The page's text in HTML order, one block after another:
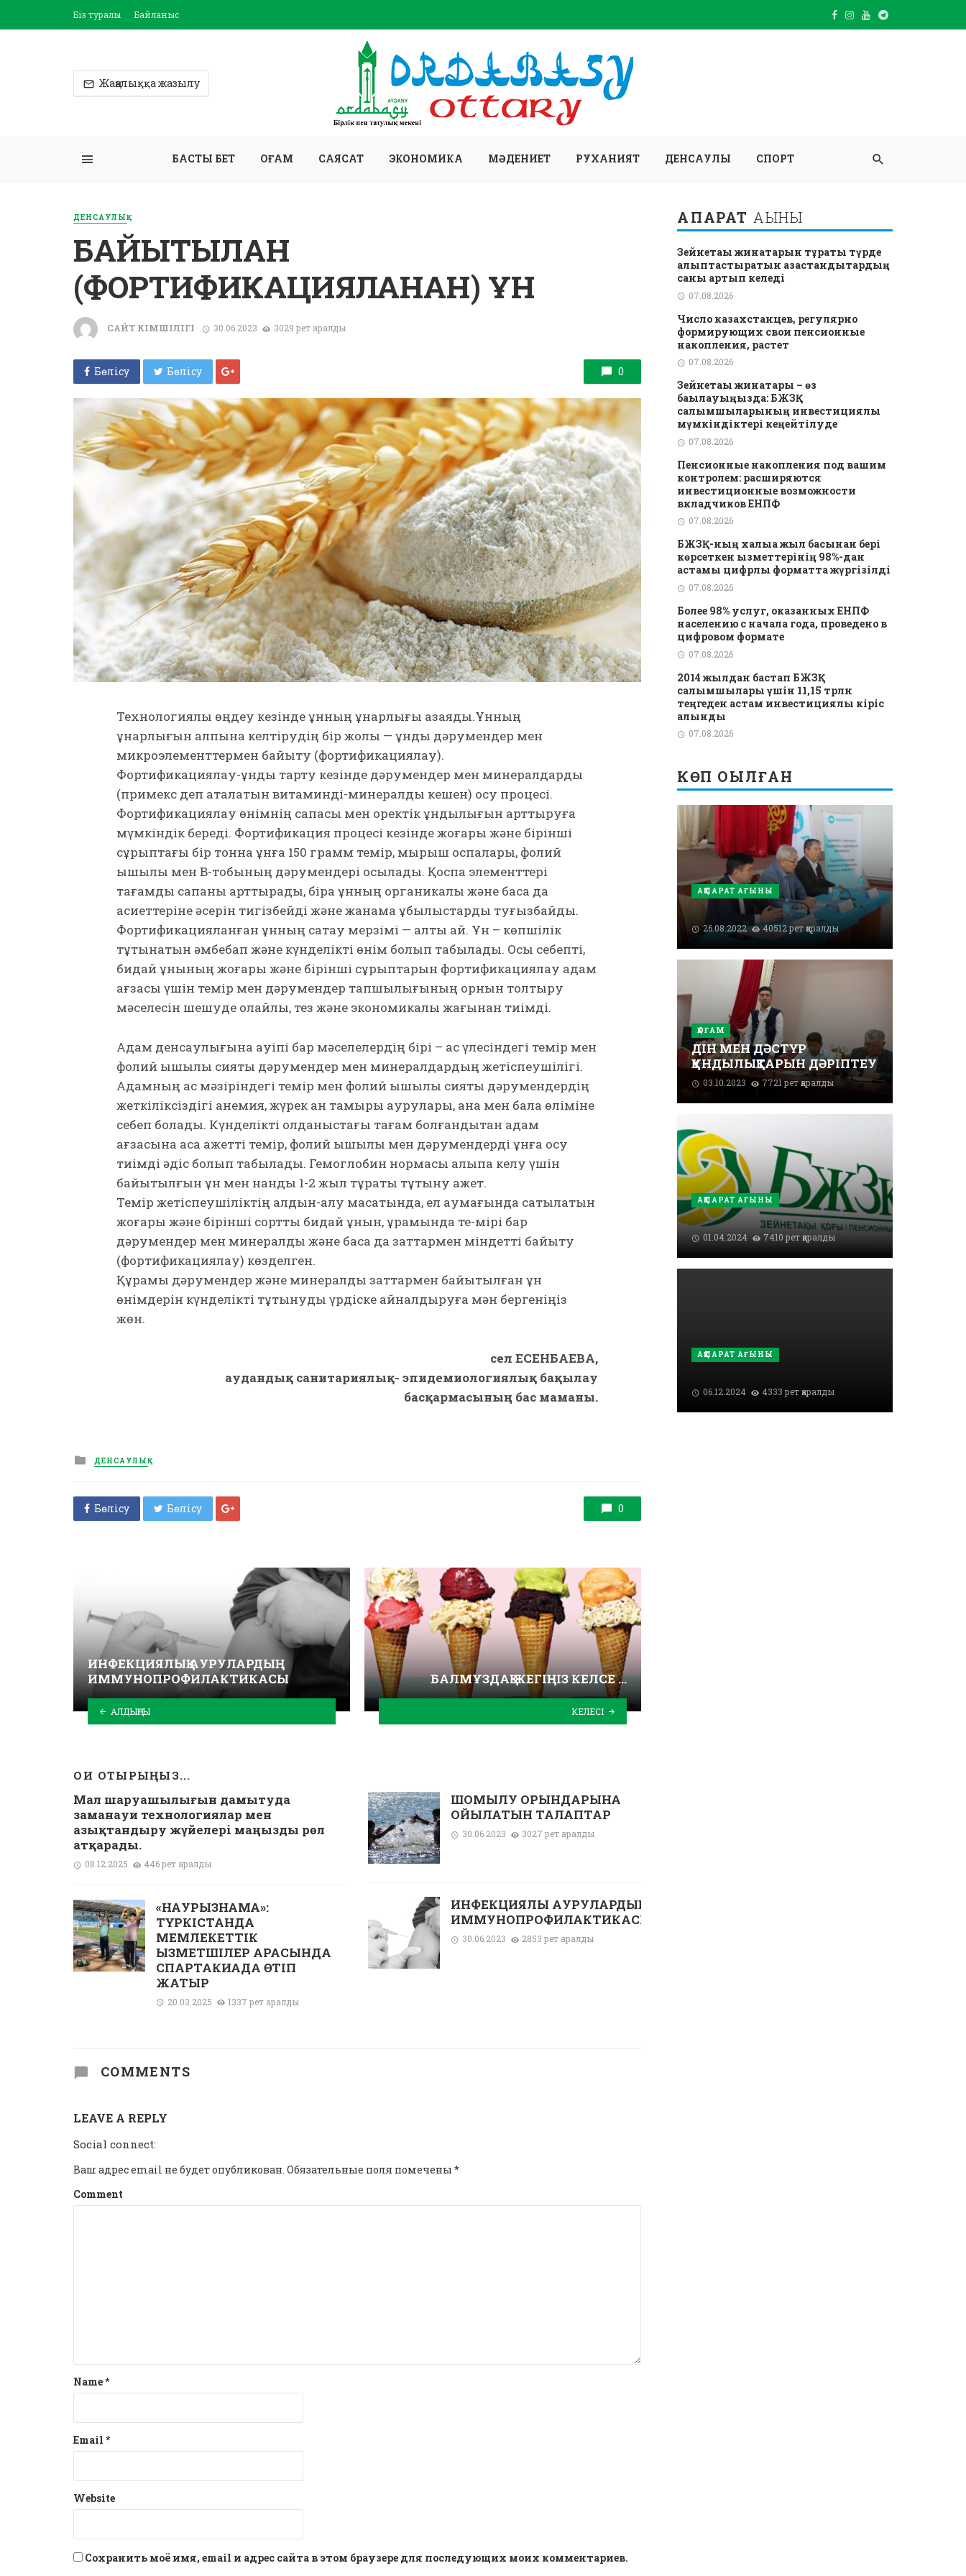
Біз туралы Байланыс
Жаңалыққа жазылу
БАСТЫ БЕТ ҚОҒАМ САЯСАТ ЭКОНОМИКА МӘДЕНИЕТ РУХАНИЯТ ДЕНСАУЛЫҚ СПОРТ
ДЕНСАУЛЫҚ
БАЙЫТЫЛҒАН
(ФОРТИФИКАЦИЯЛАНҒАН) ҰН
САЙТ ӘКІМШІЛІГІ 30.06.2023 3029 рет қаралды
Бөлісу Бөлісу 0
Технологиялық өңдеу кезінде ұнның құнарлығы азаяды.Ұнның
құнарлығын қалпына келтірудің бір жолы — ұнды дәрумендер мен
микроэлементтермен байыту (фортификациялау).
Фортификациялау-ұнды тарту кезі­нде дәрумендер мен минералдарды
(примекс деп аталатын витаминді-минералды кешен) қосу процесі.
Фортификациялау өнімнің сапасы мен қоректік құндылығын арттыруға
мүмкіндік береді. Фортификация процесі кезінде жоғары және бірінші
сұрыптағы бір тонна ұнға 150 грамм темір, мырыш қоспалары, фолий
қышқылы мен В-тобының дәру­мендері қосылады. Қоспа элементтері
тағамдық сапаны арттыра­ды, бірақ ұнның органикалық және басқа да
қасиеттеріне әсерін тигізбейді және жанама құ­бы­лыстарды туғызбайды.
Фортифи­кация­ланған ұнның сақтау мерзімі — алты ай. Ұн – көпшілік
тұтынатын әмбебап және күнделікті өнім болып табылады. Осы себепті,
бидай ұнының жоғары және бірінші сұрыптарын фор­тификациялау адам
ағзасы үшін темір мен дәрумендер тапшылығының орнын толтыру
мәсе­лесін шешуде қолайлы, тез және экономикалық жағынан тиімді.
Адам денсаулығына қауіпі бар мәсе­лелердің бірі – ас үлесіндегі темір мен
фолий қышқылы сияқты дәрумендер мен минералдардың жетіспеушілігі.
Адамның ас мәзіріндегі темір мен фолий қышқылы сияқты дәру­мен­дердің
жет­кілік­сіз­дігі анемия, жүрек қан тамыры ауру­лары, ана мен бала өліміне
себеп болады. Күн­делікті қолданыстағы тағам болғандықтан адам
ағзасына аса қажетті темір, фолий қышқылы мен дәру­мен­дерді ұнға қосу
тиімді әдіс болып табылады. Гемоглобин нормасы қалыпқа келу үшін
байытылғын ұн мен нанды 1-2 жыл тұрақты тұ­ты­ну қажет.
Темір жетіспеушіліктің алдын-алу мақса­тын­да, ел аумағында сатылатын
жоғары жә­не бірінші сортты бидай ұнын, құрамында те-мірі бар
дәрумендер мен минералды және бас­қа да заттармен міндетті байыту
(фор­тификациялау) көзделген.
Құрамы дәрумендер және минералды зат­тармен байытылған ұн
өнімдерін күнделікті тұтынуды үрдіске айналдыруға мән бер­ге­ніңіз
жөн.
Әсел ЕСЕНБАЕВА,
аудандық санитариялық- эпидемиологиялық бақылау
басқармасының бас маманы.
Posted
in
ДЕНСАУЛЫҚ
Бөлісу Бөлісу 0
ИНФЕКЦИЯЛЫҚ АУРУЛАРДЫҢ
ИММУНОПРОФИЛАКТИКАСЫ
АЛДЫҢҒЫ
БАЛМҰЗДАҚ ЖЕГІҢІЗ КЕЛСЕ …
КЕЛЕСІ
ОҚИ ОТЫРЫҢЫЗ...
Мал шаруашылығын дамытуда
заманауи технологиялар мен
азықтандыру жүйелері маңызды рөл
атқарады.
08.12.2025 446 рет қаралды
«НАУРЫЗНАМА»:
ТҮРКІСТАНДА
МЕМЛЕКЕТТІК
ҚЫЗМЕТШІЛЕР АРАСЫНДА
СПАРТАКИАДА ӨТІП
ЖАТЫР
20.03.2025 1337 рет қаралды
ШОМЫЛУ ОРЫНДАРЫНА
ҚОЙЫЛАТЫН ТАЛАПТАР
30.06.2023 3027 рет қаралды
ИНФЕКЦИЯЛЫҚ АУРУЛАРДЫҢ
ИММУНОПРОФИЛАКТИКАСЫ
30.06.2023 2853 рет қаралды
COMMENTS
LEAVE A REPLY
Social connect:
Ваш адрес email не будет опубликован. Обязательные поля помечены *
Comment
Name*
Email *
Website
Сохранить моё имя, email и адрес сайта в этом браузере для последующих моих комментариев.
АҚПАРАТ АҒЫНЫ
Зейнетақы жинақтарын тұрақты түрде
қалыптастыратын қазақстандықтардың
саны артып келеді
07.08.2026
Число казахстанцев, регулярно
формирующих свои пенсионные
накопления, растет
07.08.2026
Зейнетақы жинақтары – өз
бақылауыңызда: БЖЗҚ
салымшыларының инвестициялық
мүмкіндіктері кеңейтілуде
07.08.2026
Пенсионные накопления под вашим
контролем: расширяются
инвестиционные возможности
вкладчиков ЕНПФ
07.08.2026
БЖЗҚ-ның халыққа жыл басынан бері
көрсеткен қызметтерінің 98%-дан
астамы цифрлық форматта жүргізілді
07.08.2026
Более 98% услуг, оказанных ЕНПФ
населению с начала года, проведено в
цифровом формате
07.08.2026
2014 жылдан бастап БЖЗҚ
салымшылары үшін 11,15 трлн
теңгеден астам инвестициялық кіріс
алынды
07.08.2026
КӨП ОҚЫЛҒАН
АҚПАРАТ АҒЫНЫ
26.08.2022 40512 рет қаралды
ҚОҒАМ
ДІН МЕН ДӘСТҮР
ҚҰНДЫЛЫҚТАРЫН ДӘРІПТЕУ
03.10.2023 7721 рет қаралды
АҚПАРАТ АҒЫНЫ
01.04.2024 7410 рет қаралды
АҚПАРАТ АҒЫНЫ
06.12.2024 4333 рет қаралды